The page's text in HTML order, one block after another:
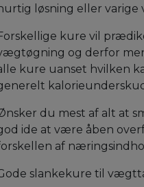
løsning eller
kure vil
og derfor
kure uanset hvilken
du mest af alt at
ide at være åben
af
slankekure til